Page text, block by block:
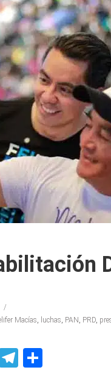
Macías, luchas, PAN , PRD,
Telegram